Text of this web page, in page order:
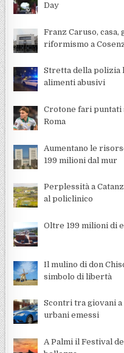
Day
Franz Caruso, casa,
riformismo a
Stretta della polizia
alimenti abusivi
Crotone fari puntati
Roma
Aumentano le
199 milioni dal mur
Perplessità a
al policlinico
Oltre 199 milioni di
Il mulino di don
simbolo di libertà
Scontri tra giovani a
urbani emessi
A Palmi il Festival